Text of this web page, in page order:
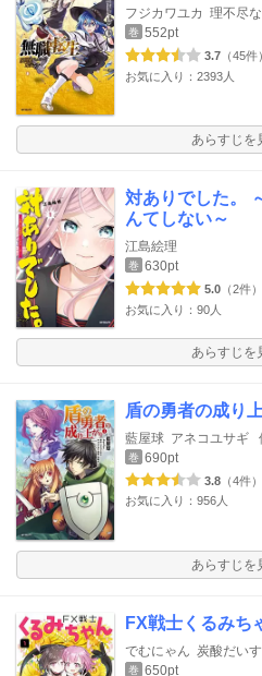
フジカワユカ 理不尽
巻 552pt
3.7 （45件）
お気に入り：2393人
あらすじを
対ありでした。
んてしない～
江島絵理
巻 630pt
5.0 （2件）
お気に入り：90人
あらすじを
盾の勇者の成り
藍屋球 アネコユサギ
巻 690pt
3.8 （4件）
お気に入り：956人
あらすじ
FX戦士くるみち
でむにゃん 炭酸だい
巻 650pt